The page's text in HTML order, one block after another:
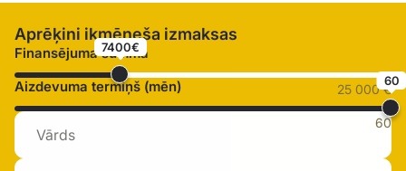
Aprēķini ikmēneša izmaksas
Finansējuma summa
7400€
25 000 €
Aizdevuma termiņš (mēn) 60
60